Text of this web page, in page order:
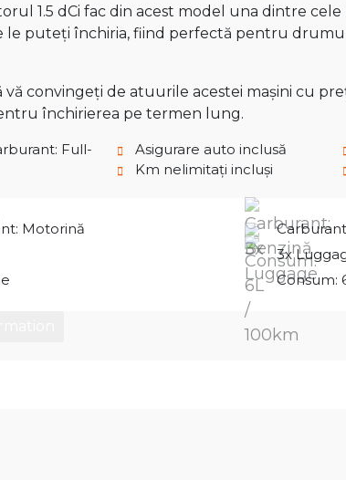
1.5 dCi fac din acest model una dintre
le puteți închiria, fiind perfectă pentru
vă convingeți de atuurile acestei mașini cu
închirierea pe termen lung.
Full-
Asigurare auto inclusă
Km nelimitați incluși
Motorină
3x
Consum: